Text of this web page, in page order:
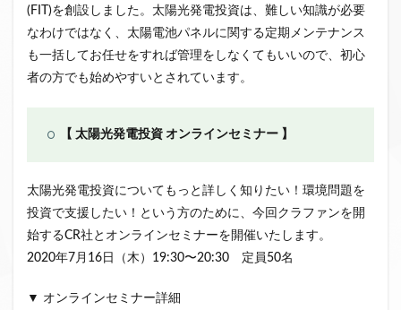
(FIT)を創設しました。太陽光発電投資は、難しい知識が必要
なわけではなく、太陽電池パネルに関する定期メンテナンス
も一括してお任せをすれば管理をしなくてもいいので、初心
者の方でも始めやすいとされています。
【 太陽光発電投資 オンラインセミナー 】
太陽光発電投資についてもっと詳しく知りたい！環境問題を
投資で支援したい！という方のために、今回クラファンを開
始するCR社とオンラインセミナーを開催いたします。
2020年7月16日（木）19:30〜20:30 定員50名
▼ オンラインセミナー詳細